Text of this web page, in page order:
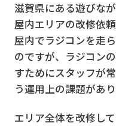
滋賀県にある遊びな
屋内エリアの改修依
屋内でラジコンを走
のですが、ラジコン
すためにスタッフが
う運用上の課題があり
エリア全体を改修し